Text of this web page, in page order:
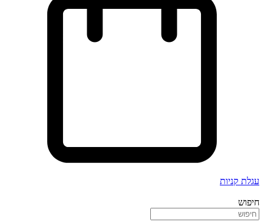
עגלת קניות
חיפוש